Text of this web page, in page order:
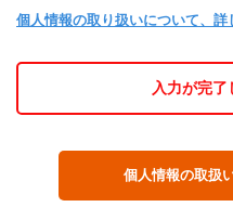
個人情報の取り扱いについて、詳
入力が完